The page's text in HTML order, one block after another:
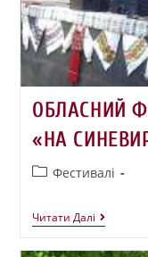
ОБЛАСНИЙ
«НА
Фестивалі
Читати Далі